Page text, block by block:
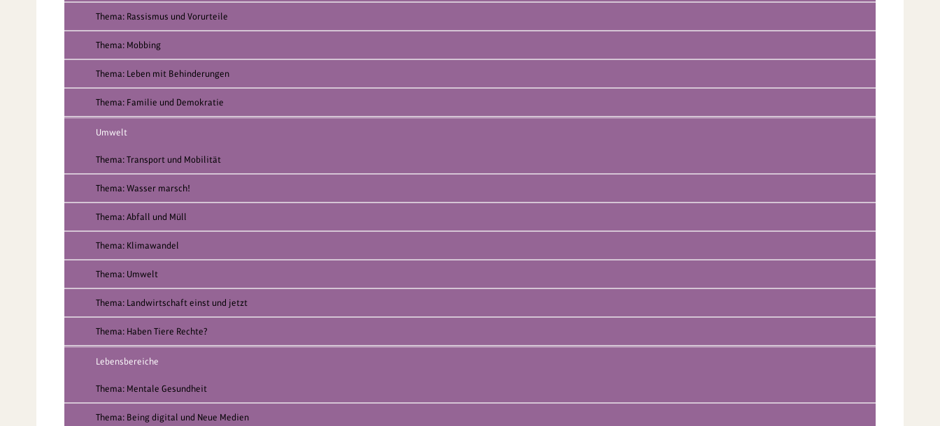
Thema: Rassismus und Vorurteile
Thema: Mobbing
Thema: Leben mit Behinderungen
Thema: Familie und Demokratie
Umwelt
Thema: Transport und Mobilität
Thema: Wasser marsch!
Thema: Abfall und Müll
Thema: Klimawandel
Thema: Umwelt
Thema: Landwirtschaft einst und jetzt
Thema: Haben Tiere Rechte?
Lebensbereiche
Thema: Mentale Gesundheit
Thema: Being digital und Neue Medien